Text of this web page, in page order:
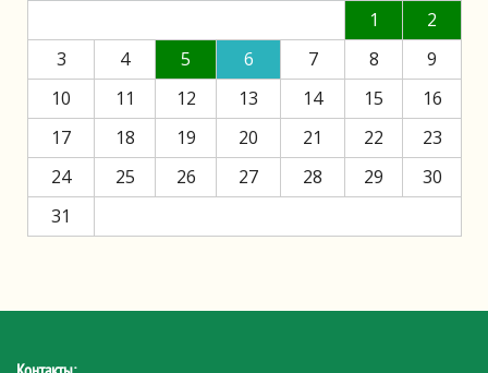
1
2
3
4 5 6 7 8
9
10
11 12 13 14 15
16
17
18 19 20 21 22
23
24
25 26 27 28 29
30
31